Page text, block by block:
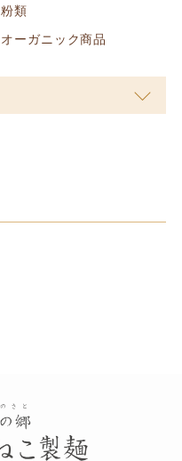
粉類
オーガニック商品